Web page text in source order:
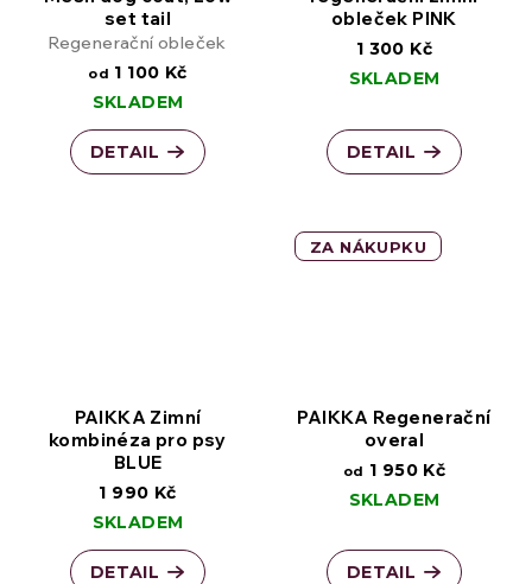
set tail
Regenerační obleček
od 1 100 Kč
SKLADEM
DETAIL
obleček PINK
1 300 Kč
SKLADEM
DETAIL
PAIKKA Zimní
kombinéza pro psy
BLUE
1 990 Kč
SKLADEM
DETAIL
ZA NÁKUPKU
PAIKKA Regenerační
overal
od 1 950 Kč
SKLADEM
DETAIL